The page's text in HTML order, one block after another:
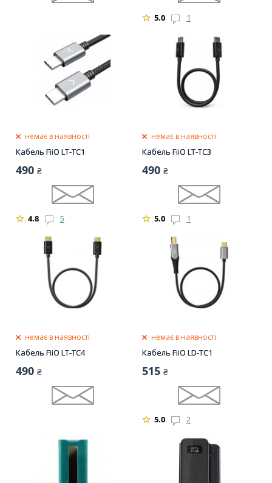
5.0 1
немає в наявності
Кабель FiiO LT-TC1
490 ₴
4.8 5
немає в наявності
Кабель FiiO LT-TC3
490 ₴
5.0 1
немає в наявності
Кабель FiiO LT-TC4
490 ₴
немає в наявності
Кабель FiiO LD-TC1
515 ₴
5.0 2